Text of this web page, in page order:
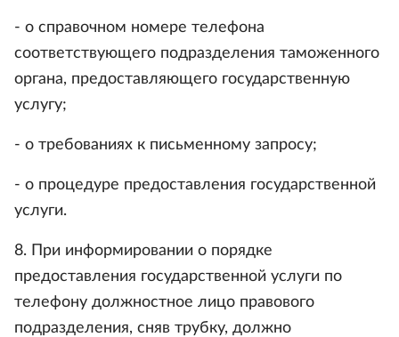
- о справочном номере телефона
соответствующего подразделения таможенного
органа, предоставляющего государственную
услугу;
- о требованиях к письменному запросу;
- о процедуре предоставления государственной
услуги.
8. При информировании о порядке
предоставления государственной услуги по
телефону должностное лицо правового
подразделения, сняв трубку, должно